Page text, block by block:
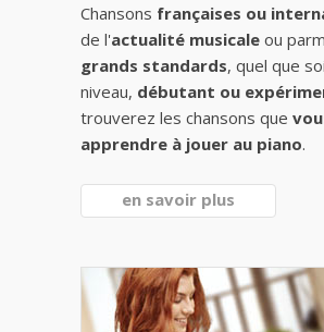
Chansons françaises ou
de l'actualité musicale ou
grands standards, quel que
niveau, débutant ou
trouverez les chansons que
apprendre à jouer au piano.
en savoir plus